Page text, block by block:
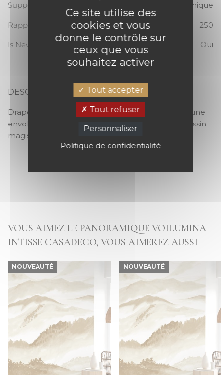
Support Panoramique
Rapport Vertical 250
Is New Oui
DESCRIPTION
VOILUMINA INTISSE
Draperie polychrome Une danse des 7 voiles ou une
envolée textile ? C’est en tout cas un travail de dessin
magistral, et un jeu de couleurs impérial.
VOUS AIMEZ LE PANORAMIQUE VOILUMINA
INTISSE CASADECO, VOUS AIMEREZ AUSSI
NOUVEAUTÉ NOUVEAUTÉ
Ce site utilise des
cookies et vous
donne le contrôle sur
ceux que vous
souhaitez activer
Tout accepter
Tout refuser
Personnaliser
Politique de confidentialité